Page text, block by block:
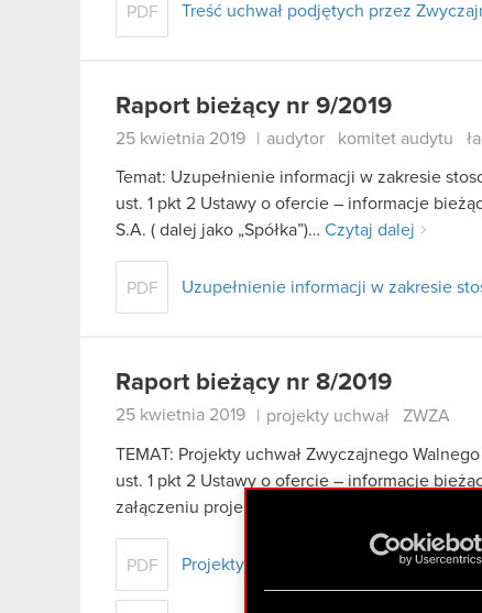
PDF Treść uchwał podjętych przez
Raport bieżący nr 9/2019
25 kwietnia 2019 audytor komitet audytu
Temat: Uzupełnienie informacji w zakresie
ust. 1 pkt 2 Ustawy o ofercie – informacje
S.A. ( dalej jako „Spółka”)… Czytaj dalej
PDF Uzupełnienie informacji w zakresie
Raport bieżący nr 8/2019
25 kwietnia 2019 projekty uchwał ZWZA
TEMAT: Projekty uchwał Zwyczajnego
ust. 1 pkt 2 Ustawy o ofercie – informacje
załączeniu projekty uchwał Zwyczajnego
PDF Projekty uchwał Zwyczajnego